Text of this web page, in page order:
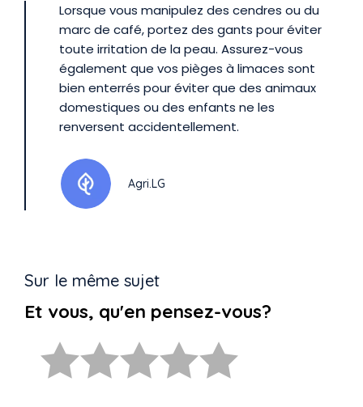
Lorsque vous manipulez des cendres ou du
marc de café, portez des gants pour éviter
toute irritation de la peau. Assurez-vous
également que vos pièges à limaces sont
bien enterrés pour éviter que des animaux
domestiques ou des enfants ne les
renversent accidentellement.
Agri.LG
Sur le même sujet
Et vous, qu'en pensez-vous?